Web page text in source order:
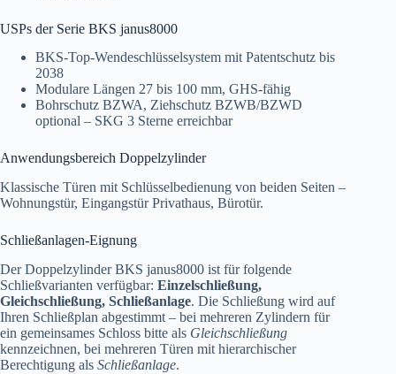
USPs der Serie BKS janus8000
BKS-Top-Wendeschlüsselsystem mit Patentschutz bis
2038
Modulare Längen 27 bis 100 mm, GHS-fähig
Bohrschutz BZWA, Ziehschutz BZWB/BZWD
optional – SKG 3 Sterne erreichbar
Anwendungsbereich Doppelzylinder
Klassische Türen mit Schlüsselbedienung von beiden Seiten –
Wohnungstür, Eingangstür Privathaus, Bürotür.
Schließanlagen-Eignung
Der Doppelzylinder BKS janus8000 ist für folgende
Schließvarianten verfügbar: Einzelschließung,
Gleichschließung, Schließanlage. Die Schließung wird auf
Ihren Schließplan abgestimmt – bei mehreren Zylindern für
ein gemeinsames Schloss bitte als Gleichschließung
kennzeichnen, bei mehreren Türen mit hierarchischer
Berechtigung als Schließanlage.